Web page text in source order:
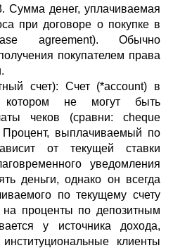
Сумма денег, уплачиваемая
при договоре о покупке в
agreement). Обычно
покупателем права
счет): Счет (*account) в
не могут быть
чеков (сравни: cheque
Процент, выплачиваемый по
от текущей ставки
уведомления
деньги, однако он всегда
по текущему счету
на проценты по депозитным
у источника дохода,
клиенты